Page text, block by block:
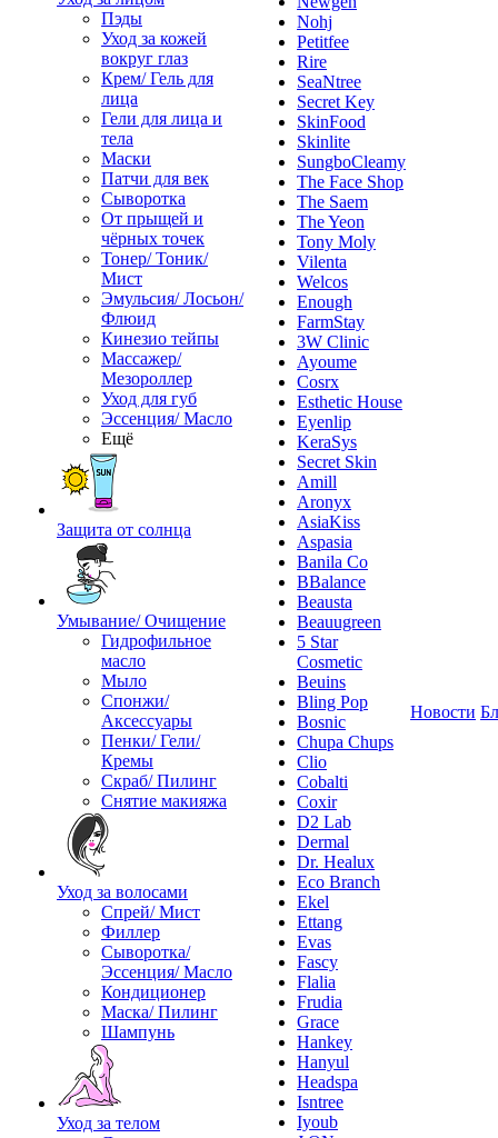
Пэды
Уход за кожей
вокруг глаз
Крем/ Гель для
лица
Гели для лица и
тела
Маски
Патчи для век
Сыворотка
От прыщей и
чёрных точек
Тонер/ Тоник/
Мист
Эмульсия/ Лосьон/
Флюид
Кинезио тейпы
Массажер/
Мезороллер
Уход для губ
Эссенция/ Масло
Ещё
Защита от солнца
Умывание/ Очищение
Гидрофильное
масло
Мыло
Спонжи/
Аксессуары
Пенки/ Гели/
Кремы
Скраб/ Пилинг
Снятие макияжа
Уход за волосами
Спрей/ Мист
Филлер
Сыворотка/
Эссенция/ Масло
Кондиционер
Маска/ Пилинг
Шампунь
Уход за телом
Nohj
Petitfee
Rire
SeaNtree
Secret Key
SkinFood
Skinlite
SungboCleamy
The Face Shop
The Saem
The Yeon
Tony Moly
Vilenta
Welcos
Enough
FarmStay
3W Clinic
Ayoume
Cosrx
Esthetic House
Eyenlip
KeraSys
Secret Skin
Amill
Aronyx
AsiaKiss
Aspasia
Banila Co
BBalance
Beausta
Beauugreen
5 Star
Cosmetic
Beuins
Bling Pop
Bosnic
Chupa Chups
Clio
Cobalti
Coxir
D2 Lab
Dermal
Dr. Healux
Eco Branch
Ekel
Ettang
Evas
Fascy
Flalia
Frudia
Grace
Hankey
Hanyul
Headspa
Isntree
Iyoub
Новости